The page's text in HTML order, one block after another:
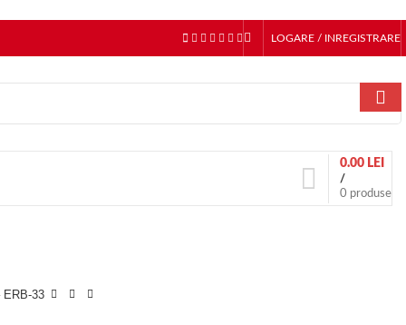
LOGARE / INREGISTRARE
0 produse
/
0.00 LEI
ERB-33